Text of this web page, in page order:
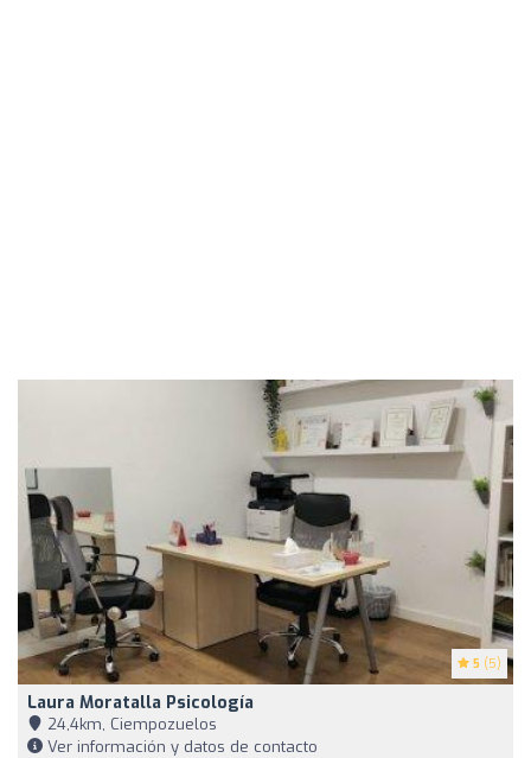
5 (5)
Laura Moratalla Psicología
24,4km, Ciempozuelos
Ver información y datos de contacto